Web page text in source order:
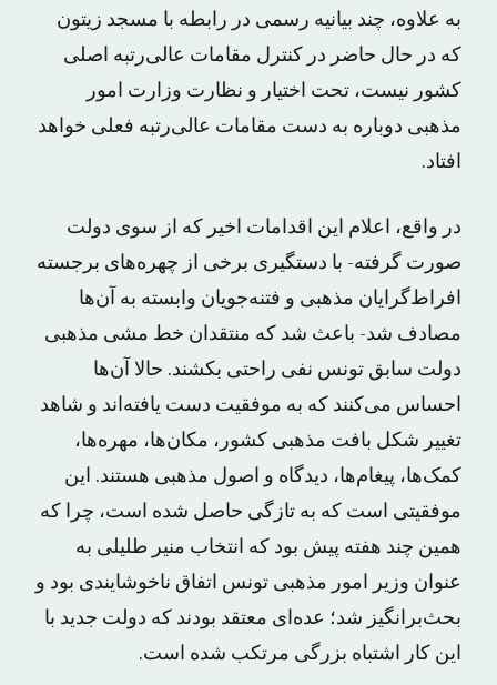
به علاوه، چند بیانیه رسمی در رابطه با مسجد زیتون
که در حال حاضر در کنترل مقامات عالی‌رتبه اصلی
کشور نیست، تحت اختیار و نظارت وزارت امور
مذهبی دوباره به دست مقامات عالی‌رتبه فعلی خواهد
افتاد.
در واقع، اعلام این اقدامات اخیر که از سوی دولت
صورت گرفته- با دستگیری برخی از چهره‌های برجسته
افراط‌گرایان مذهبی و فتنه‌جویان وابسته به آن‌ها
مصادف شد- باعث شد که منتقدان خط مشی مذهبی
دولت سابق تونس نفی راحتی بکشند. حالا آن‌ها
احساس می‌کنند که به موفقیت دست یافته‌اند و شاهد
تغییر شکل بافت مذهبی کشور، مکان‌ها، مهره‌ها،
کمک‌ها، پیغام‌ها، دیدگاه و اصول مذهبی هستند. این
موفقیتی است که به تازگی حاصل شده است، چرا که
همین چند هفته پیش بود که انتخاب منیر طلیلی به
عنوان وزیر امور مذهبی تونس اتفاق ناخوشایندی بود و
بحث‌برانگیز شد؛ عده‌ای معتقد بودند که دولت جدید با
این کار اشتباه بزرگی مرتکب شده است.